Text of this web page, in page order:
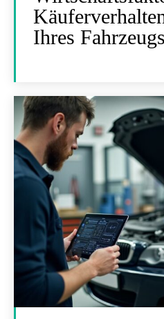
Ihres Fahrzeugs